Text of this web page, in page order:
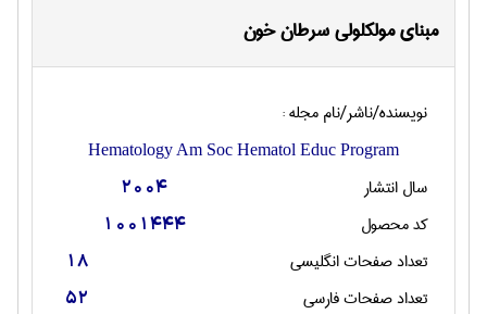
مبنای مولکلولی سرطان خون
نویسنده/ناشر/نام مجله :
Hematology Am Soc Hematol Educ Program
سال انتشار 2004
کد محصول 1001444
تعداد صفحات انگليسی 18
تعداد صفحات فارسی 52